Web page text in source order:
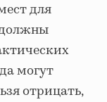
для
могут
отрицать,